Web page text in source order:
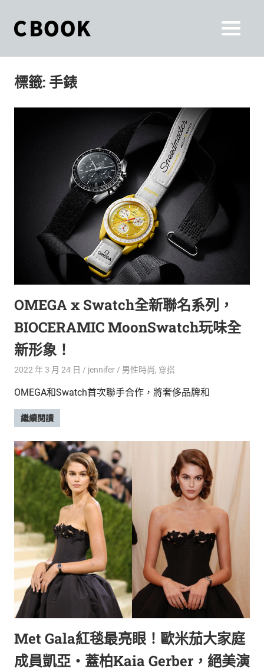
content
和
一
起
活
出
自
己
的
生
活
度
World.」
是
采
富
的
時
尚
流、
活
遊、
兩
性
星
座、
獵
奇
新
鮮
內
讓
獨
一
二
的
你
MENU
標籤: 手錶
OMEGA x Swatch全新聯名系列，
BIOCERAMIC MoonSwatch玩味全
新形象！
2022 年 3 月 24 日 jennifer 男性時尚, 穿搭
OMEGA和Swatch首次聯手合作，將奢侈品牌和
繼續閱讀
Met Gala紅毯最亮眼！歐米茄大家庭
成員凱亞‧蓋柏Kaia Gerber，絕美演